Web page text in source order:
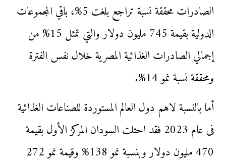
الصادرات محققة نسبة تراجع بلغت 5%، باقي المجموعات
الدولية بقيمة 745 مليون دولار والتي تمثل 15% من
إجمالي الصادرات الغذائية المصرية خلال نفس الفترة
ومحققة نسبة نمو 14%.
أما بالنسبة لاهم دول العالم المستوردة للصناعات الغذائية
فى عام 2023 فقد احتلت السودان المركز الأول بقيمة
470 مليون دولار وبنسبة نمو 138% وقيمة نمو 272